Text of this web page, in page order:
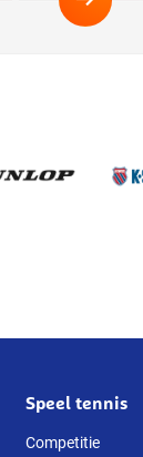
Speel tennis
Competitie